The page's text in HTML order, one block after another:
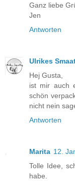
Ganz liebe
Jen
Antworten
Ulrikes
Hej Gusta,
ist mir auch
schön
nicht nein
Antworten
Marita 12.
Tolle Idee,
habe.